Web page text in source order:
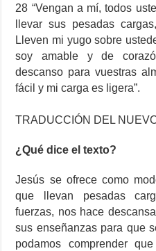
28 “Vengan a mí, todos
llevar sus pesadas
Lleven mi yugo sobre
soy amable y de
descanso para vuestras
fácil y mi carga es ligera”.
TRADUCCIÓN DEL
¿Qué dice el texto?
Jesús se ofrece como
que llevan pesadas
fuerzas, nos hace
sus enseñanzas para que
podamos comprender